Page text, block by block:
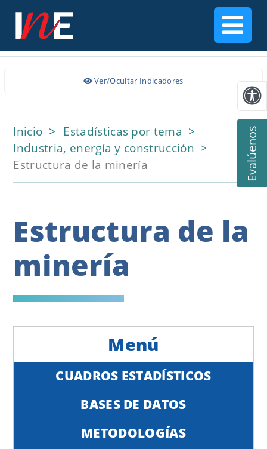
Evalúenos
Ver/Ocultar Indicadores
Inicio
Estadísticas por tema
Industria, energía y construcción
Estructura de la minería
Estructura de la
minería
CUADROS ESTADÍSTICOS
BASES DE DATOS
METODOLOGÍAS